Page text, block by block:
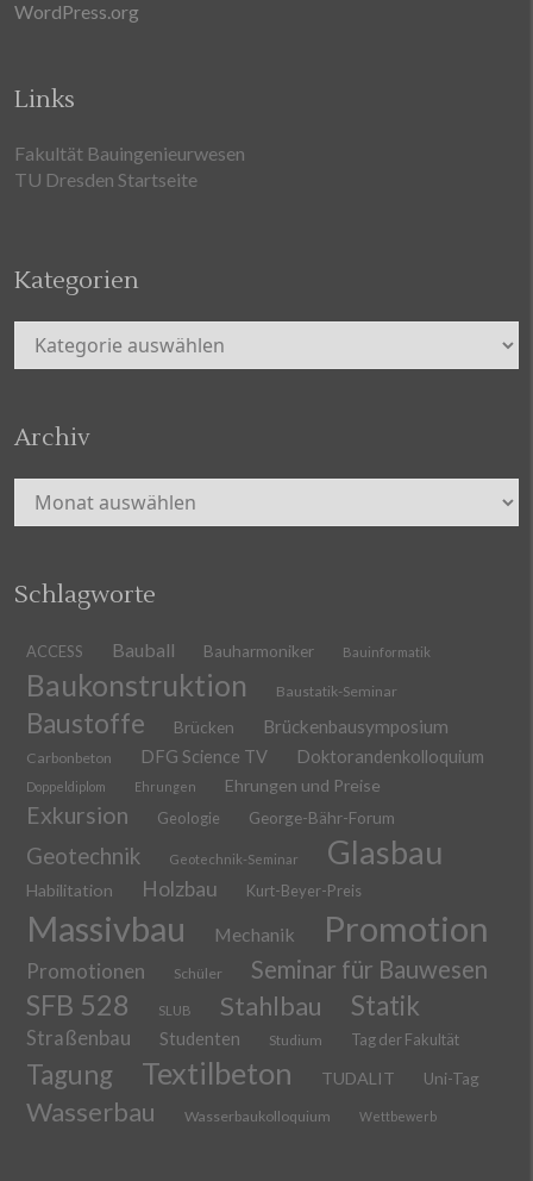
WordPress.org
Links
Fakultät Bauingenieurwesen
TU Dresden Startseite
Kategorien
Kategorien
Archiv
Archiv
Schlagworte
ACCESS Bauball Bauharmoniker Bauinformatik
Baukonstruktion Baustatik-Seminar
Baustoffe Brücken Brückenbausymposium
Carbonbeton DFG Science TV Doktorandenkolloquium
Doppeldiplom Ehrungen Ehrungen und Preise
Exkursion Geologie George-Bähr-Forum
Geotechnik Geotechnik-Seminar Glasbau
Habilitation Holzbau Kurt-Beyer-Preis
Massivbau Mechanik Promotion
Promotionen Schüler Seminar für Bauwesen
SFB 528 SLUB Stahlbau Statik
Straßenbau Studenten Studium Tag der Fakultät
Tagung Textilbeton TUDALIT Uni-Tag
Wasserbau Wasserbaukolloquium Wettbewerb